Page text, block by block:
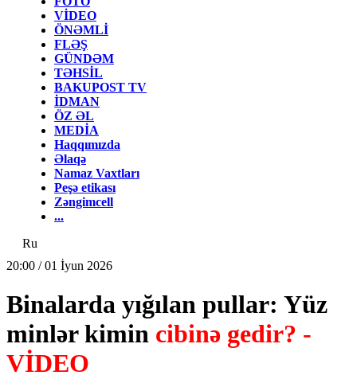
VİDEO
ÖNƏMLİ
FLƏŞ
GÜNDƏM
TƏHSİL
BAKUPOST TV
İDMAN
ÖZ ƏL
MEDİA
Haqqımızda
Əlaqə
Namaz Vaxtları
Peşə etikası
Zəngimcell
...
Ru
20:00 / 01 İyun 2026
Binalarda yığılan pullar: Yüz
minlər kimin cibinə gedir? -
VİDEO